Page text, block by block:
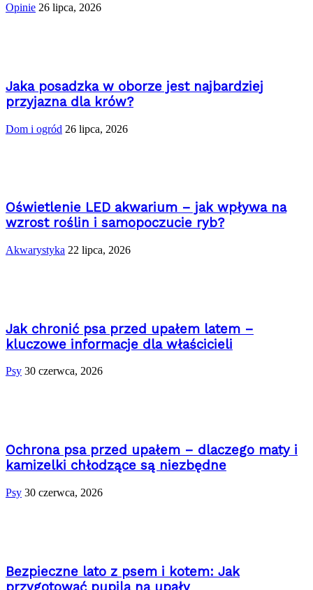
Opinie 26 lipca, 2026
Jaka posadzka w oborze jest najbardziej
przyjazna dla krów?
Dom i ogród 26 lipca, 2026
Oświetlenie LED akwarium – jak wpływa na
wzrost roślin i samopoczucie ryb?
Akwarystyka 22 lipca, 2026
Jak chronić psa przed upałem latem –
kluczowe informacje dla właścicieli
Psy 30 czerwca, 2026
Ochrona psa przed upałem – dlaczego maty i
kamizelki chłodzące są niezbędne
Psy 30 czerwca, 2026
Bezpieczne lato z psem i kotem: Jak